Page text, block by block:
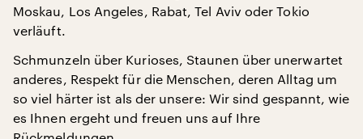
Moskau, Los Angeles, Rabat, Tel Aviv oder Tokio
verläuft.
Schmunzeln über Kurioses, Staunen über unerwartet
anderes, Respekt für die Menschen, deren Alltag um
so viel härter ist als der unsere: Wir sind gespannt, wie
es Ihnen ergeht und freuen uns auf Ihre